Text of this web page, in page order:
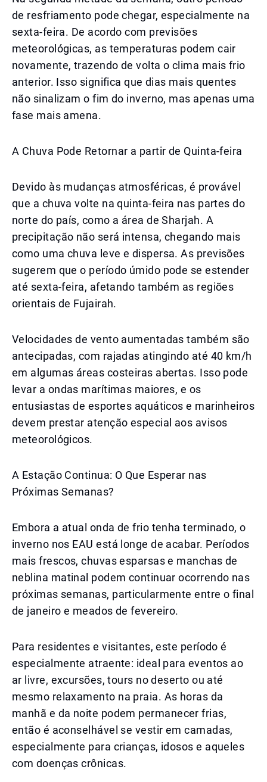
de resfriamento pode chegar, especialmente na
sexta-feira. De acordo com previsões
meteorológicas, as temperaturas podem cair
novamente, trazendo de volta o clima mais frio
anterior. Isso significa que dias mais quentes
não sinalizam o fim do inverno, mas apenas uma
fase mais amena.
A Chuva Pode Retornar a partir de Quinta-feira
Devido às mudanças atmosféricas, é provável
que a chuva volte na quinta-feira nas partes do
norte do país, como a área de Sharjah. A
precipitação não será intensa, chegando mais
como uma chuva leve e dispersa. As previsões
sugerem que o período úmido pode se estender
até sexta-feira, afetando também as regiões
orientais de Fujairah.
Velocidades de vento aumentadas também são
antecipadas, com rajadas atingindo até 40 km/h
em algumas áreas costeiras abertas. Isso pode
levar a ondas marítimas maiores, e os
entusiastas de esportes aquáticos e marinheiros
devem prestar atenção especial aos avisos
meteorológicos.
A Estação Continua: O Que Esperar nas
Próximas Semanas?
Embora a atual onda de frio tenha terminado, o
inverno nos EAU está longe de acabar. Períodos
mais frescos, chuvas esparsas e manchas de
neblina matinal podem continuar ocorrendo nas
próximas semanas, particularmente entre o final
de janeiro e meados de fevereiro.
Para residentes e visitantes, este período é
especialmente atraente: ideal para eventos ao
ar livre, excursões, tours no deserto ou até
mesmo relaxamento na praia. As horas da
manhã e da noite podem permanecer frias,
então é aconselhável se vestir em camadas,
especialmente para crianças, idosos e aqueles
com doenças crônicas.